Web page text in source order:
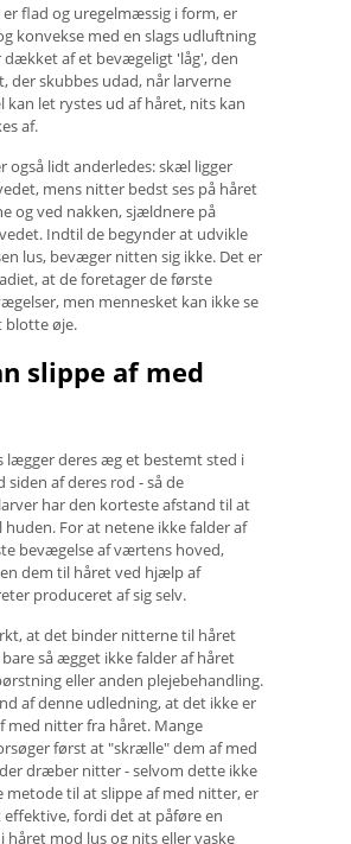
flad og uregelmæssig i form, er
konvekse med en slags udluftning
dækket af et bevægeligt 'låg', den
der skubbes udad, når larverne
kan let rystes ud af håret, nits kan
af.
også lidt anderledes: skæl ligger
mens nitter bedst ses på håret
og ved nakken, sjældnere på
Indtil de begynder at udvikle
lus, bevæger nitten sig ikke. Det er
at de foretager de første
men mennesket kan ikke se
blotte øje.
slippe af med
lægger deres æg et bestemt sted i
siden af ​​deres rod - så de
har den korteste afstand til at
huden. For at netene ikke falder af
bevægelse af værtens hoved,
dem til håret ved hjælp af
produceret af sig selv.
at det binder nitterne til håret
så ægget ikke falder af håret
eller anden plejebehandling.
af denne udledning, at det ikke er
med nitter fra håret. Mange
først at "skrælle" dem af med
dræber nitter - selvom dette ikke
metode til at slippe af med nitter, er
fordi det at påføre en
mod lus og nits eller vaske